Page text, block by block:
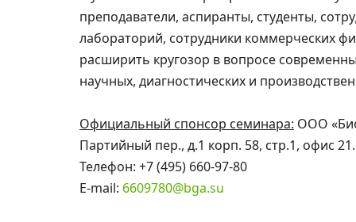
преподаватели, аспиранты, студенты,
лабораторий, сотрудники коммерческих
расширить кругозор в вопросе
научных, диагностических и
Официальный спонсор семинара: ООО
Партийный пер., д.1 корп. 58, стр.1, офис 21.
Телефон: +7 (495) 660-97-80
E-mail: 6609780@bga.su